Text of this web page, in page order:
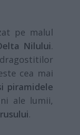
pe malul
Nilului.
cea mai
piramidele
ale lumii,
.